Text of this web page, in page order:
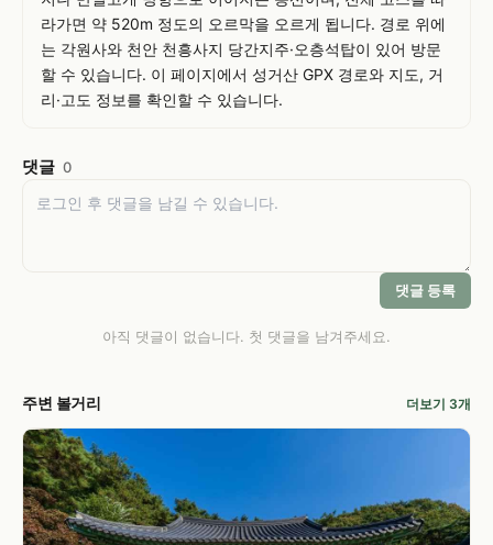
라가면 약 520m 정도의 오르막을 오르게 됩니다. 경로 위에
는 각원사와 천안 천흥사지 당간지주·오층석탑이 있어 방문
할 수 있습니다. 이 페이지에서 성거산 GPX 경로와 지도, 거
리·고도 정보를 확인할 수 있습니다.
댓글 0
댓글 등록
아직 댓글이 없습니다. 첫 댓글을 남겨주세요.
주변 볼거리 더보기 3개